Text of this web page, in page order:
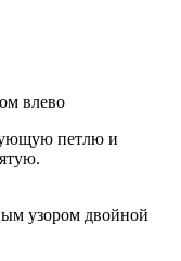
влево
петлю и
узором двойной